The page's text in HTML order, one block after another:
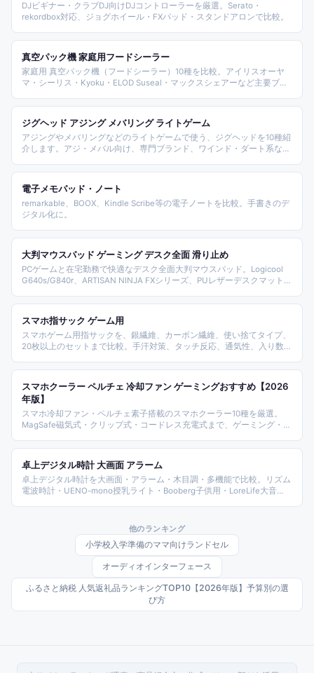
DJビギナー・クラブDJ向けDJコントローラーを厳選。Serato・
rekordbox対応、ジョグホイール・FXパッド・スタンドアロンで比較。
真空パック機 家庭用フードシーラー
家庭用 真空パック機（フードシーラー）10種を比較。アイリスオーヤ
マ・シーリス・Kyoku・ELOD Suseal・マックスシェアーなど主要ブラ
ジグヘッド アジング メバリング ライトゲーム
アジングやメバリングなどのライトゲームで使う、ジグヘッドを10種紹
介します。アジ・メバル向け、専門ブランド、ワインド・ダート系な
電子メモパッド・ノート
remarkable、BOOX、Kindle Scribe等の電子ノートを比較。手書きのデ
ジタル化に。
大判マウスパッド ゲーミング デスク全面 滑り止め
PCゲームと在宅勤務で快適なデスク全面大判マウスパッド。Logicool
G640s/G840r、ARTISAN NINJA FXシリーズ、PUレザーデスクマット、
など、表面素材とサイズで選びやすく整理しました。
スマホ指サック ゲーム用
スマホゲーム用指サックを、銀繊維、カーボン繊維、使い捨てタイプ、
20枚以上のセットまで比較。手汗対策、タッチ反応、通気性、入り数を
スマホクーラー ペルチェ 冷却ファン ゲーミングおすすめ【2026
年版】
スマホ冷却ファン・ペルチェ素子搭載のスマホクーラー10種を厳選。
MagSafe磁気式・クリップ式・コードレス充電式まで、ゲーミング・動
ルまで横断選定。
卓上デジタル時計 大画面 アラーム
卓上デジタル時計を大画面・アラーム・木目調・多機能で比較。リズム
電波時計・UENO-mono授乳ライト・Booberg子供用・LoreLife大音
他のランキング
小学校入学準備のママ向けランドセル
オーディオインターフェース
ふるさと納税 人気返礼品ランキングTOP10【2026年版】予算別の選
び方